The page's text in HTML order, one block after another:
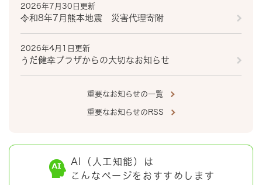
2026年7月30日更新
令和8年7月熊本地震 災害代理寄附
2026年4月1日更新
うだ健幸プラザからの大切なお知らせ
重要なお知らせの一覧
重要なお知らせのRSS
AI（人工知能）は
こんなページをおすすめします